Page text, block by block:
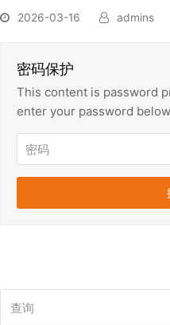
2026-03-16 admins
密码保护
This content is password
enter your password
询